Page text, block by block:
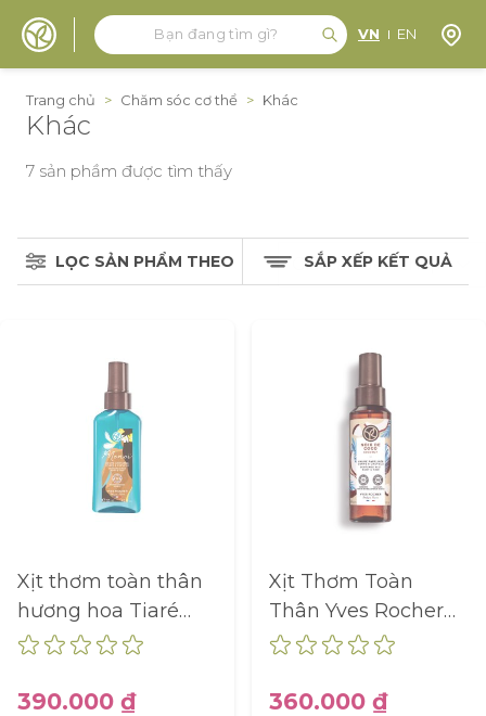
Tìm kiếm
Tìm kiếm
VN EN Định
Trang chủ > Chăm sóc cơ thể > Khác
Khác
7 sản phầm được tìm thấy
LỌC SẢN PHẨM THEO SẮP XẾP KẾT QUẢ
Xịt thơm toàn thân
hương hoa Tiaré
MONOI - chai 125ml
390.000 ₫
Xịt Thơm Toàn
Thân Yves Rocher
Hương Dừa Body
360.000 ₫